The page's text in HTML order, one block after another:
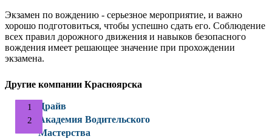
Экзамен по вождению - серьезное мероприятие, и важно
хорошо подготовиться, чтобы успешно сдать его. Соблюдение
всех правил дорожного движения и навыков безопасного
вождения имеет решающее значение при прохождении
экзамена.
Другие компании Красноярска
Драйв
Академия Водительского
Мастерства